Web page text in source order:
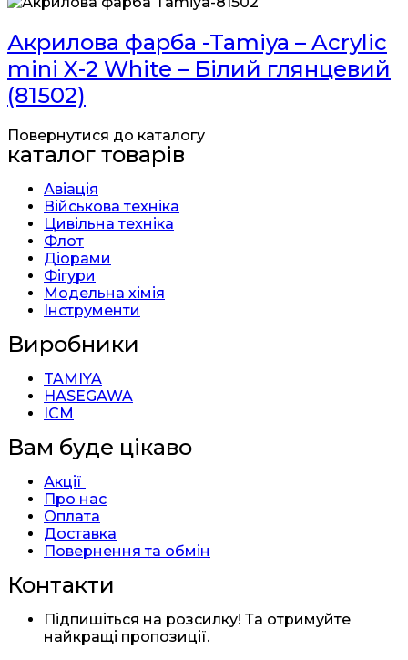
Акрилова фарба -Tamiya – Acrylic
mini X-2 White – Білий глянцевий
(81502)
Повернутися до каталогу
каталог товарів
Авіація
Військова техніка
Цивільна техніка
Флот
Діорами
Фігури
Модельна хімія
Інструменти
Виробники
TAMIYA
HASEGAWA
ICM
Вам буде цікаво
Акції
Про нас
Оплата
Доставка
Повернення та обмін
Контакти
Підпишіться на розсилку! Та отримуйте
найкращі пропозиції.